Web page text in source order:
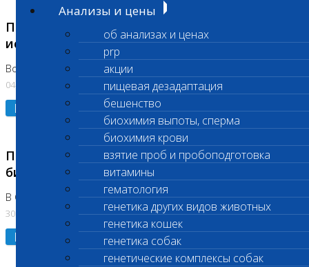
Анализы и цены
об анализах и ценах
prp
акции
пищевая дезадаптация
бешенство
биохимия выпоты, сперма
биохимия крови
взятие проб и пробоподготовка
витамины
гематология
генетика других видов животных
генетика кошек
генетика собак
генетические комплексы собак
Приостановка срочных биохимических
исследований
Во Владыкино
04.08.2026
Подробнее
Приостановлено выполнение срочных
биохимических исследований
В Сколково. Код (123,309,310)
30.07.2026
Подробнее